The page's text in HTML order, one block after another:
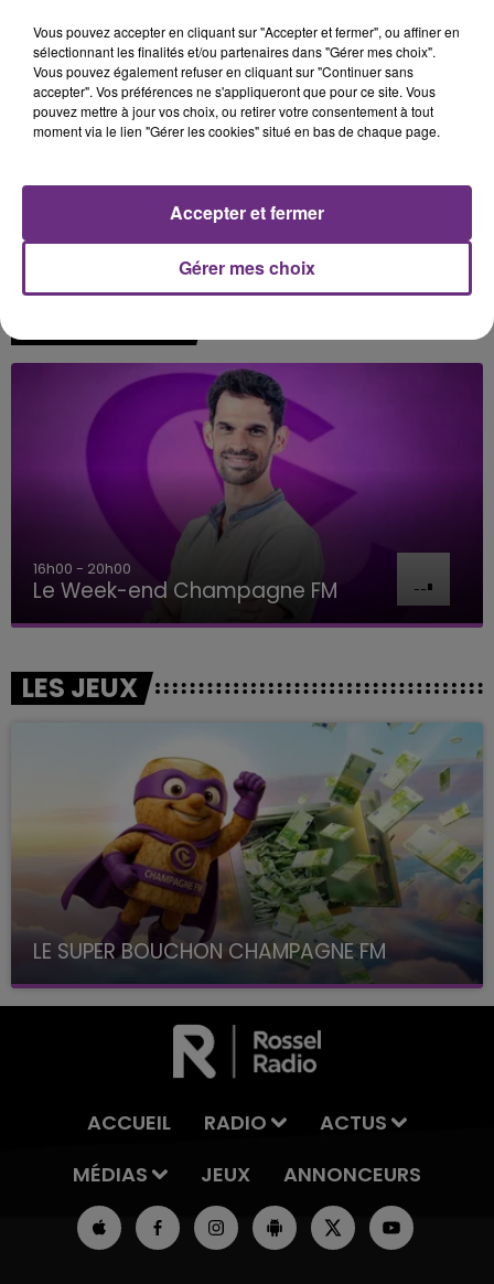
JENNIFER LOPEZ & DAVID GUETTA
16h00 - 20h00
Le Week-end Champagne FM
LES JEUX
LE SUPER BOUCHON CHAMPAGNE FM
avec La Famille Champagne FM, à 8H10
ACCUEIL RADIO
ACTUS
MÉDIAS
JEUX ANNONCEURS
Vous pouvez accepter en cliquant sur "Accepter et fermer", ou affiner en
sélectionnant les finalités et/ou partenaires dans "Gérer mes choix".
Vous pouvez également refuser en cliquant sur "Continuer sans
accepter". Vos préférences ne s'appliqueront que pour ce site. Vous
pouvez mettre à jour vos choix, ou retirer votre consentement à tout
moment via le lien "Gérer les cookies" situé en bas de chaque page.
Gérer mes choix
Accepter et fermer